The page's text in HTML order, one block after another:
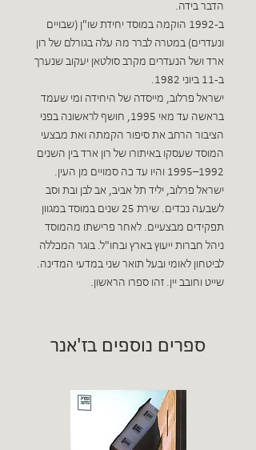
הדבר בידה.
ב-1992 הוקמה במוסד יחידת שו"ן (שבויים
ונעדרים) במטרה לברר מה עלה בגורלם של רון
ארד ושל הנעדרים מקרב סולטאן יעקוב שנערך
ב-11 ביוני 1982.
ישראל פרלוב, מייסדה של היחידה ומי שעמד
בראשה עד מאי 1995, חושף לראשונה בפני
הציבור הרחב את סיפור הקמתה ואת מבצעי
המוסד שעסקו באיתורו של רון ארד בין השנים
1992–1995 והיו עד כה סמויים מן העין.
ישראל פרלוב, יליד תל אביב, אב לבן ובת וסב
לשבעה נכדים. שירת 25 שנים במוסד במגוון
תפקידים מבצעיים. לאחר פרישתו מהמוסד
ניהל חברות ייעוץ בארץ ובחו"ל. בוגר המכללה
לביטחון לאומי ובעל תואר שני במדעי המדינה.
שייט וחובב יין. זהו ספרו הראשון.
ספרים נוספים בז'אנר